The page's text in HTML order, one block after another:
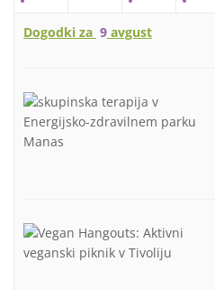
Dogodki za 9 avgust